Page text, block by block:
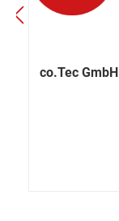
co.Tec GmbH